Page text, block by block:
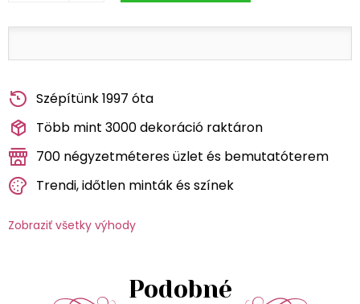
Szépítünk 1997 óta
Több mint 3000 dekoráció raktáron
700 négyzetméteres üzlet és bemutatóterem
Trendi, időtlen minták és színek
Zobraziť všetky výhody
Podobné